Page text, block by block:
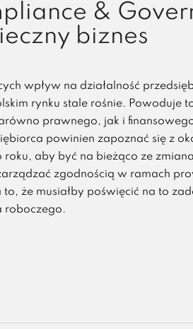
&
biznes
wpływ na działalność
rynku stale rośnie. Powoduje
prawnego, jak i
powinien zapoznać się z
roku, aby być na bieżąco ze
zgodnością w ramach
to, że musiałby poświęcić na to
roboczego.